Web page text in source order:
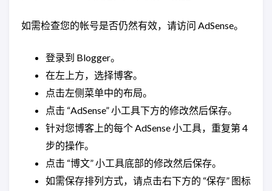
如需检查您的帐号是否仍然有效，请访问 AdSense。
登录到 Blogger。
在左上方，选择博客。
点击左侧菜单中的布局。
点击 “AdSense” 小工具下方的修改然后保存。
针对您博客上的每个 AdSense 小工具，重复第 4
步的操作。
点击 “博文” 小工具底部的修改然后保存。
如需保存排列方式，请点击右下方的 “保存” 图标